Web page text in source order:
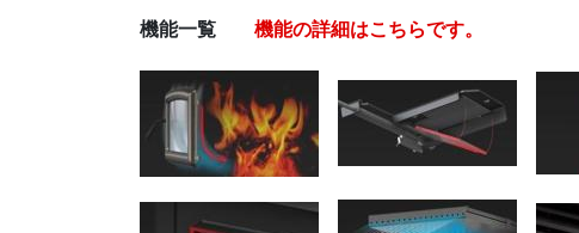
機能一覧 機能の詳細はこちらです。